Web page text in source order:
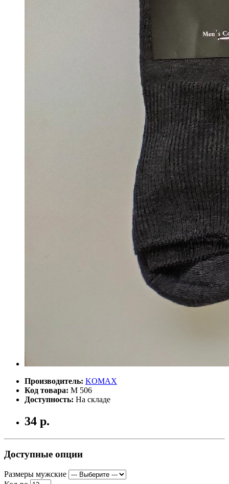
Производитель: KOMAX
Код товара: М 506
Доступность: На складе
34 р.
Доступные опции
Размеры мужские